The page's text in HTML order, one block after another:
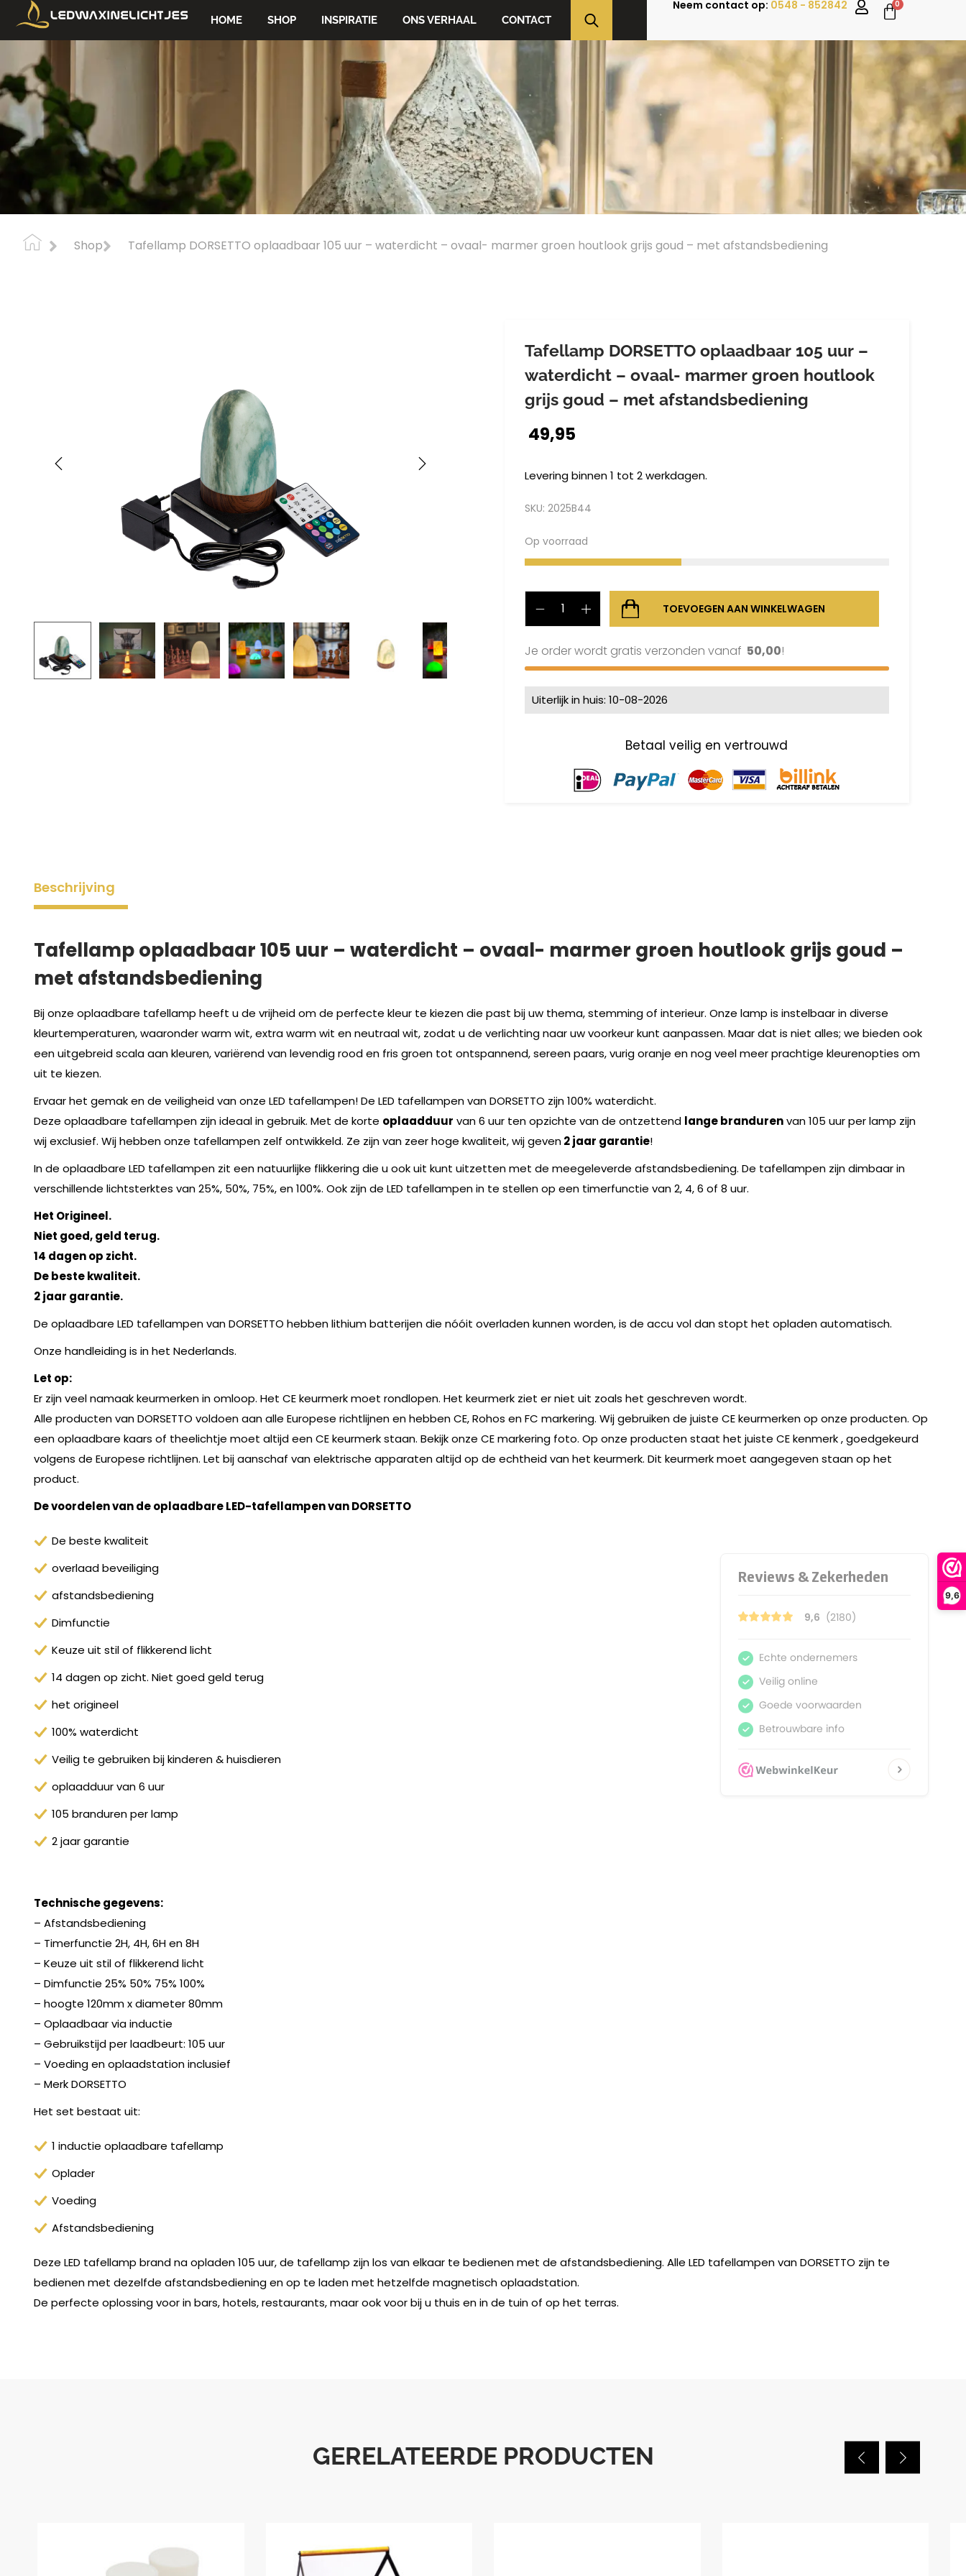
9,6
HOME SHOP INSPIRATIE ONS VERHAAL CONTACT
Neem contact op: 0548 - 852842 0
Shop Tafellamp DORSETTO oplaadbaar 105 uur – waterdicht – ovaal- marmer groen houtlook grijs goud – met afstandsbediening
Tafellamp DORSETTO oplaadbaar 105 uur –
waterdicht – ovaal- marmer groen houtlook
grijs goud – met afstandsbediening
49,95
Levering binnen 1 tot 2 werkdagen.
SKU: 2025B44
Op voorraad
TOEVOEGEN AAN WINKELWAGEN
Je order wordt gratis verzonden vanaf 50,00!
Uiterlijk in huis: 10-08-2026
Beschrijving
Tafellamp oplaadbaar 105 uur – waterdicht – ovaal- marmer groen houtlook grijs goud –
met afstandsbediening
Bij onze oplaadbare tafellamp heeft u de vrijheid om de perfecte kleur te kiezen die past bij uw thema, stemming of interieur. Onze lamp is instelbaar in diverse
kleurtemperaturen, waaronder warm wit, extra warm wit en neutraal wit, zodat u de verlichting naar uw voorkeur kunt aanpassen. Maar dat is niet alles; we bieden ook
een uitgebreid scala aan kleuren, variërend van levendig rood en fris groen tot ontspannend, sereen paars, vurig oranje en nog veel meer prachtige kleurenopties om
uit te kiezen.
Ervaar het gemak en de veiligheid van onze LED tafellampen! De LED tafellampen van DORSETTO zijn 100% waterdicht.
Deze oplaadbare tafellampen zijn ideaal in gebruik. Met de korte oplaadduur van 6 uur ten opzichte van de ontzettend lange brandurenvan 105 uur per lamp zijn
wij exclusief. Wij hebben onze tafellampen zelf ontwikkeld. Ze zijn van zeer hoge kwaliteit, wij geven2 jaar garantie!
In de oplaadbare LED tafellampen zit een natuurlijke flikkering die u ook uit kunt uitzetten met de meegeleverde afstandsbediening. De tafellampen zijn dimbaar in
verschillende lichtsterktes van 25%, 50%, 75%, en 100%. Ook zijn de LED tafellampen in te stellen op een timerfunctie van 2, 4, 6 of 8 uur.
Het Origineel.
Niet goed, geld terug.
14 dagen op zicht.
De beste kwaliteit.
2 jaar garantie.
De oplaadbare LED tafellampen van DORSETTO hebben lithium batterijen die nóóit overladen kunnen worden, is de accu vol dan stopt het opladen automatisch.
Onze handleiding is in het Nederlands.
Let op:
Er zijn veel namaak keurmerken in omloop. Het CE keurmerk moet rondlopen. Het keurmerk ziet er niet uit zoals het geschreven wordt.
Alle producten van DORSETTO voldoen aan alle Europese richtlijnen en hebben CE, Rohos en FC markering. Wij gebruiken de juiste CE keurmerken op onze producten. Op
een oplaadbare kaars of theelichtje moet altijd een CE keurmerk staan. Bekijk onze CE markering foto. Op onze producten staat het juiste CE kenmerk , goedgekeurd
volgens de Europese richtlijnen. Let bij aanschaf van elektrische apparaten altijd op de echtheid van het keurmerk. Dit keurmerk moet aangegeven staan op het
product.
De voordelen van de oplaadbare LED-tafellampen van DORSETTO
De beste kwaliteit
overlaad beveiliging
afstandsbediening
Dimfunctie
Keuze uit stil of flikkerend licht
14 dagen op zicht. Niet goed geld terug
het origineel
100% waterdicht
Veilig te gebruiken bij kinderen & huisdieren
oplaadduur van 6 uur
105 branduren per lamp
2 jaar garantie
Technische gegevens:
– Afstandsbediening
– Timerfunctie 2H, 4H, 6H en 8H
– Keuze uit stil of flikkerend licht
– Dimfunctie 25% 50% 75% 100%
– hoogte 120mm x diameter 80mm
– Oplaadbaar via inductie
– Gebruikstijd per laadbeurt: 105 uur
– Voeding en oplaadstation inclusief
– Merk DORSETTO
Het set bestaat uit:
1 inductie oplaadbare tafellamp
Oplader
Voeding
Afstandsbediening
Deze LED tafellamp brand na opladen 105 uur, de tafellamp zijn los van elkaar te bedienen met de afstandsbediening. Alle LED tafellampen van DORSETTO zijn te
bedienen met dezelfde afstandsbediening en op te laden met hetzelfde magnetisch oplaadstation.
De perfecte oplossing voor in bars, hotels, restaurants, maar ook voor bij u thuis en in de tuin of op het terras.
GERELATEERDE PRODUCTEN